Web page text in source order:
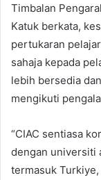
Timbalan
Katuk berkata,
pertukaran
sahaja kepada
lebih bersedia
mengikuti
“CIAC sentiasa
dengan universiti
termasuk